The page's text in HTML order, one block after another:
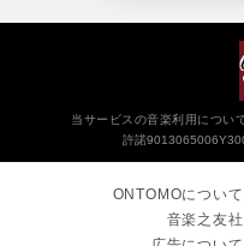
当サービスの音楽利用につい
許諾
ONTOMOについて
音楽之友社